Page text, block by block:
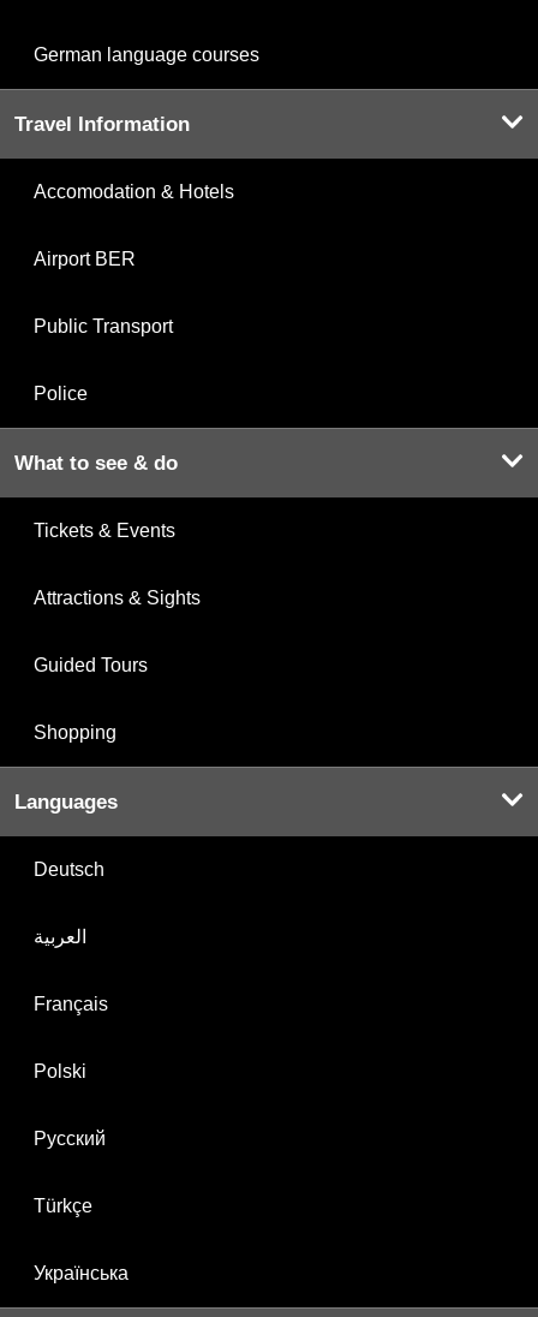
German language courses
Travel Information
Accomodation & Hotels
Airport BER
Public Transport
Police
What to see & do
Tickets & Events
Attractions & Sights
Guided Tours
Shopping
Languages
Deutsch
العربية
Français
Polski
Русский
Türkçe
Українська